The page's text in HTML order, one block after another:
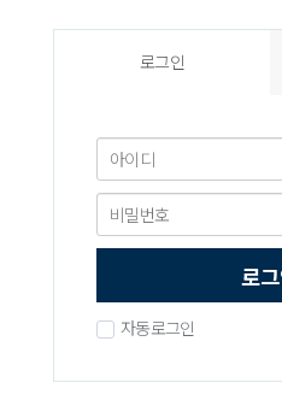
로그인
로
자동로그인